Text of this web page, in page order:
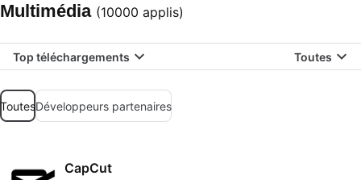
Multimédia (10000 applis)
Top téléchargements Toutes
ToutesDéveloppeurs partenaires
CapCut